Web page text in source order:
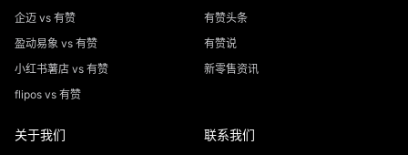
企迈 vs 有赞
盈动易象 vs 有赞
小红书薯店 vs 有赞
flipos vs 有赞
有赞头条
有赞说
新零售资讯
关于我们 联系我们